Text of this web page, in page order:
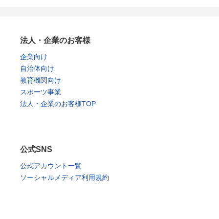
法人・企業のお客様
企業向け
自治体向け
教育機関向け
スポーツ事業
法人・企業のお客様TOP
公式SNS
公式アカウント一覧
ソーシャルメディア利用規約